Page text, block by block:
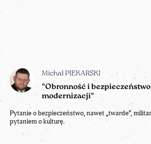
Michał PIEKARSKI
"Obronność i
modernizacji"
Pytanie o bezpieczeństwo, nawet „twarde”,
pytaniem o kulturę.